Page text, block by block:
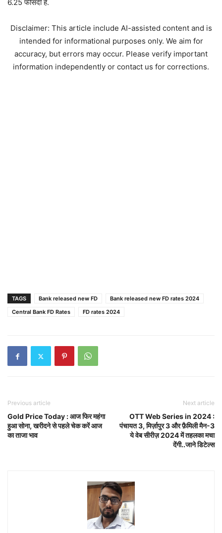
6.25 फीसदी है.
Disclaimer: This article include AI-assisted content and is
intended for informational purposes only. We aim for
accuracy, but errors may occur. Please verify important
information independently or contact us for corrections.
TAGS Bank released new FD
Bank released new FD rates 2024
Central Bank FD Rates
FD rates 2024
Previous article
Gold Price Today : आज फिर महंगा
हुआ सोना, खरीदने से पहले चेक करें आज
का ताजा भाव
Next article
OTT Web Series in 2024 :
पंचायत 3, मिर्ज़ापुर 3 और फ़ैमिली मैन-3
ये वेब सीरीज़ 2024 में तहलका मचा
देंगी..जाने डिटेल्स